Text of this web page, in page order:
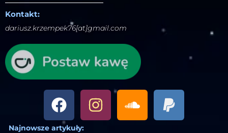
Kontakt:
dariusz.krzempek76[at]gmail.com
Najnowsze artykuły: